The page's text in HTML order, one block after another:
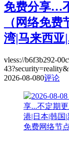
免费分享…
（网络免
湾|马来西
vless://b6f3b292-
2026-08-080评论
免费网络节